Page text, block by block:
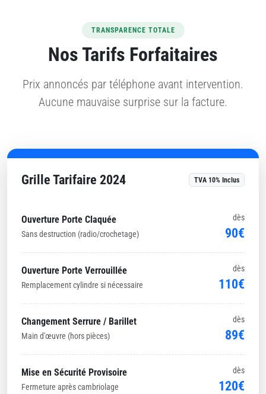
TRANSPARENCE TOTALE
Nos Tarifs Forfaitaires
Prix annoncés par téléphone avant intervention.
Aucune mauvaise surprise sur la facture.
Grille Tarifaire 2024 TVA 10% Inclus
Ouverture Porte Claquée
Sans destruction (radio/crochetage)
dès
90€
Ouverture Porte Verrouillée
Remplacement cylindre si nécessaire
dès
110€
Changement Serrure / Barillet
Main d'œuvre (hors pièces)
dès
89€
Mise en Sécurité Provisoire
Fermeture après cambriolage
dès
120€